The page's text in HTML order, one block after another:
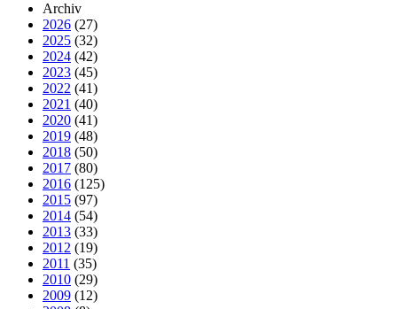
Archiv
2026 (27)
2025 (32)
2024 (42)
2023 (45)
2022 (41)
2021 (40)
2020 (41)
2019 (48)
2018 (50)
2017 (80)
2016 (125)
2015 (97)
2014 (54)
2013 (33)
2012 (19)
2011 (35)
2010 (29)
2009 (12)